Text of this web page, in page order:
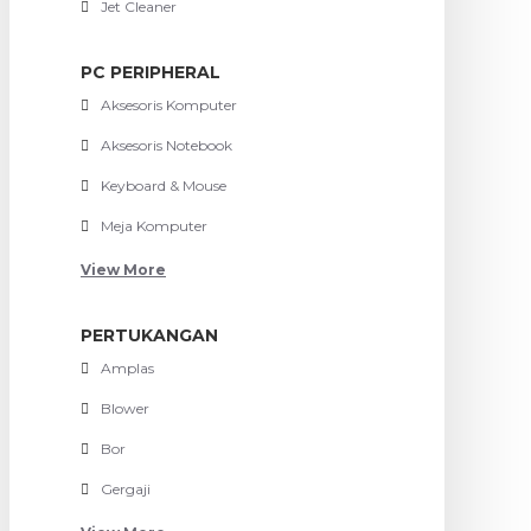
Jet Cleaner
PC PERIPHERAL
Aksesoris Komputer
Aksesoris Notebook
Keyboard & Mouse
Meja Komputer
View More
PERTUKANGAN
Amplas
Blower
Bor
Gergaji